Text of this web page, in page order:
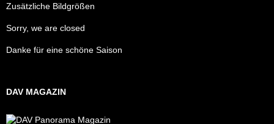
Zusätzliche Bildgrößen
Sorry, we are closed
Danke für eine schöne Saison
DAV MAGAZIN